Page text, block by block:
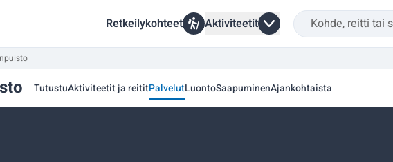
Retkeilykohteet Aktiviteetit
TutustuAktiviteetit ja reititPalvelutLuontoSaapuminenAjankohtaista